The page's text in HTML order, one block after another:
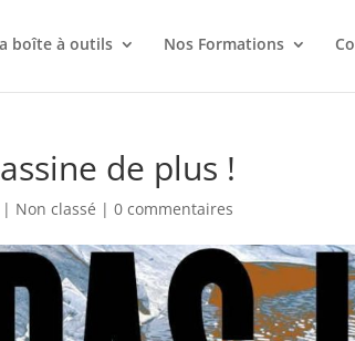
boîte à outils Nos Formations
de plus !
| Non classé |0 commentaires